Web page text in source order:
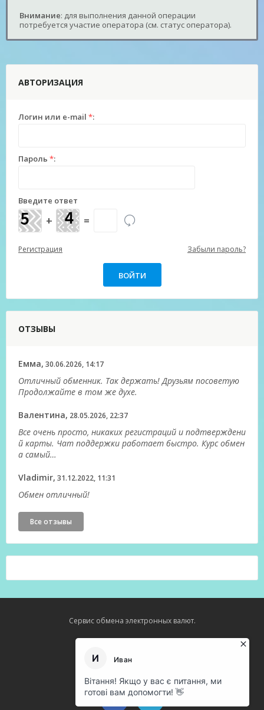
Внимание: для выполнения данной операции
потребуется участие оператора (см. статус оператора).
АВТОРИЗАЦИЯ
Логин или e-mail *:
Пароль *:
Введите ответ
+ =
Регистрация Забыли пароль?
ОТЗЫВЫ
Емма, 30.06.2026, 14:17
Отличный обменник. Так держать! Друзьям посоветую
Продолжайте в том же духе.
Валентина, 28.05.2026, 22:37
Все очень просто, никаких регистраций и подтверждени
й карты. Чат поддержки работает быстро. Курс обмен
а самый…
Vladimir, 31.12.2022, 11:31
Обмен отличный!
Все отзывы
Сервис обмена электронных валют.